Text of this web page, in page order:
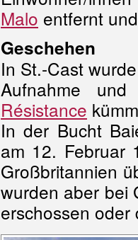
Malo entfernt
Geschehen
In St.-Cast
Aufnahme
Résistance
In der Bucht
am 12. Februar
Großbritannien
wurden aber bei
erschossen oder